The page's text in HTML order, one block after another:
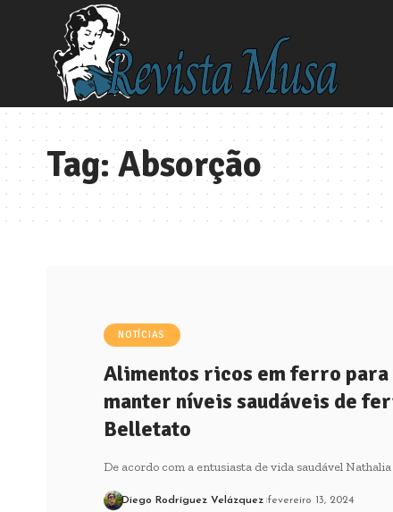
Tag:Absorção
NOTÍCIAS
Alimentos ricos em ferro
manter níveis saudáveis de
Belletato
De acordo com a entusiasta de vida saudável
Diego Rodríguez Velázquez fevereiro 13, 2024